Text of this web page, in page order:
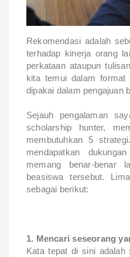
Rekomendasi adalah
terhadap kinerja orang
perkataan ataupun
kita temui dalam
dipakai dalam pengajuan
Sejauh pengalaman
scholarship hunter,
membutuhkan 5
mendapatkan
memang benar-benar
beasiswa tersebut.
sebagai berikut:
1. Mencari seseorang
Kata tepat di sini adalah